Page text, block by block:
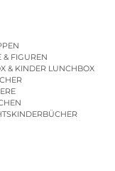
& FIGUREN
& KINDER LUNCHBOX